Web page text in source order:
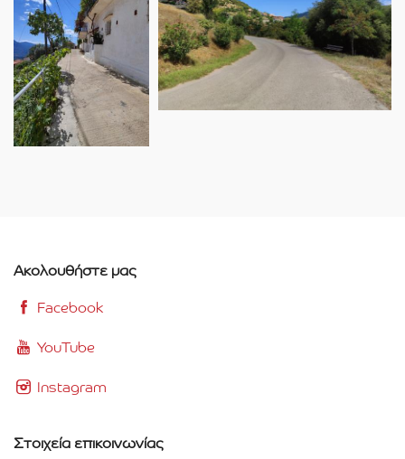
Ακολουθήστε μας
Facebook
YouTube
Instagram
Στοιχεία επικοινωνίας